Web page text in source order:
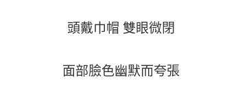
頭戴巾帽 雙眼微閉
面部臉色幽默而夸張